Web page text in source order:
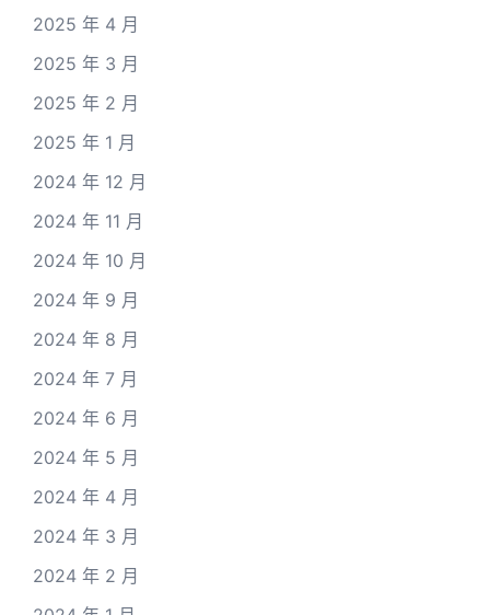
2025 年 4 月
2025 年 3 月
2025 年 2 月
2025 年 1 月
2024 年 12 月
2024 年 11 月
2024 年 10 月
2024 年 9 月
2024 年 8 月
2024 年 7 月
2024 年 6 月
2024 年 5 月
2024 年 4 月
2024 年 3 月
2024 年 2 月